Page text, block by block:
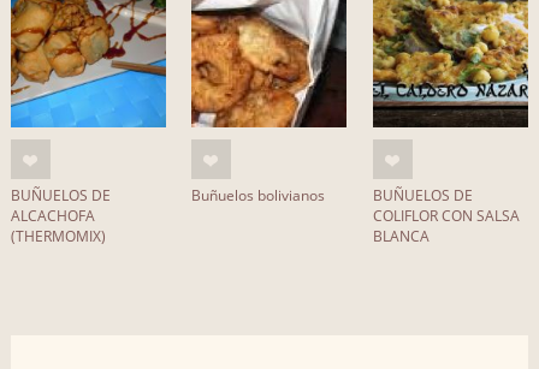
BUÑUELOS DE
ALCACHOFA
(THERMOMIX)
Buñuelos bolivianos
BUÑUELOS DE
COLIFLOR CON SALSA
BLANCA